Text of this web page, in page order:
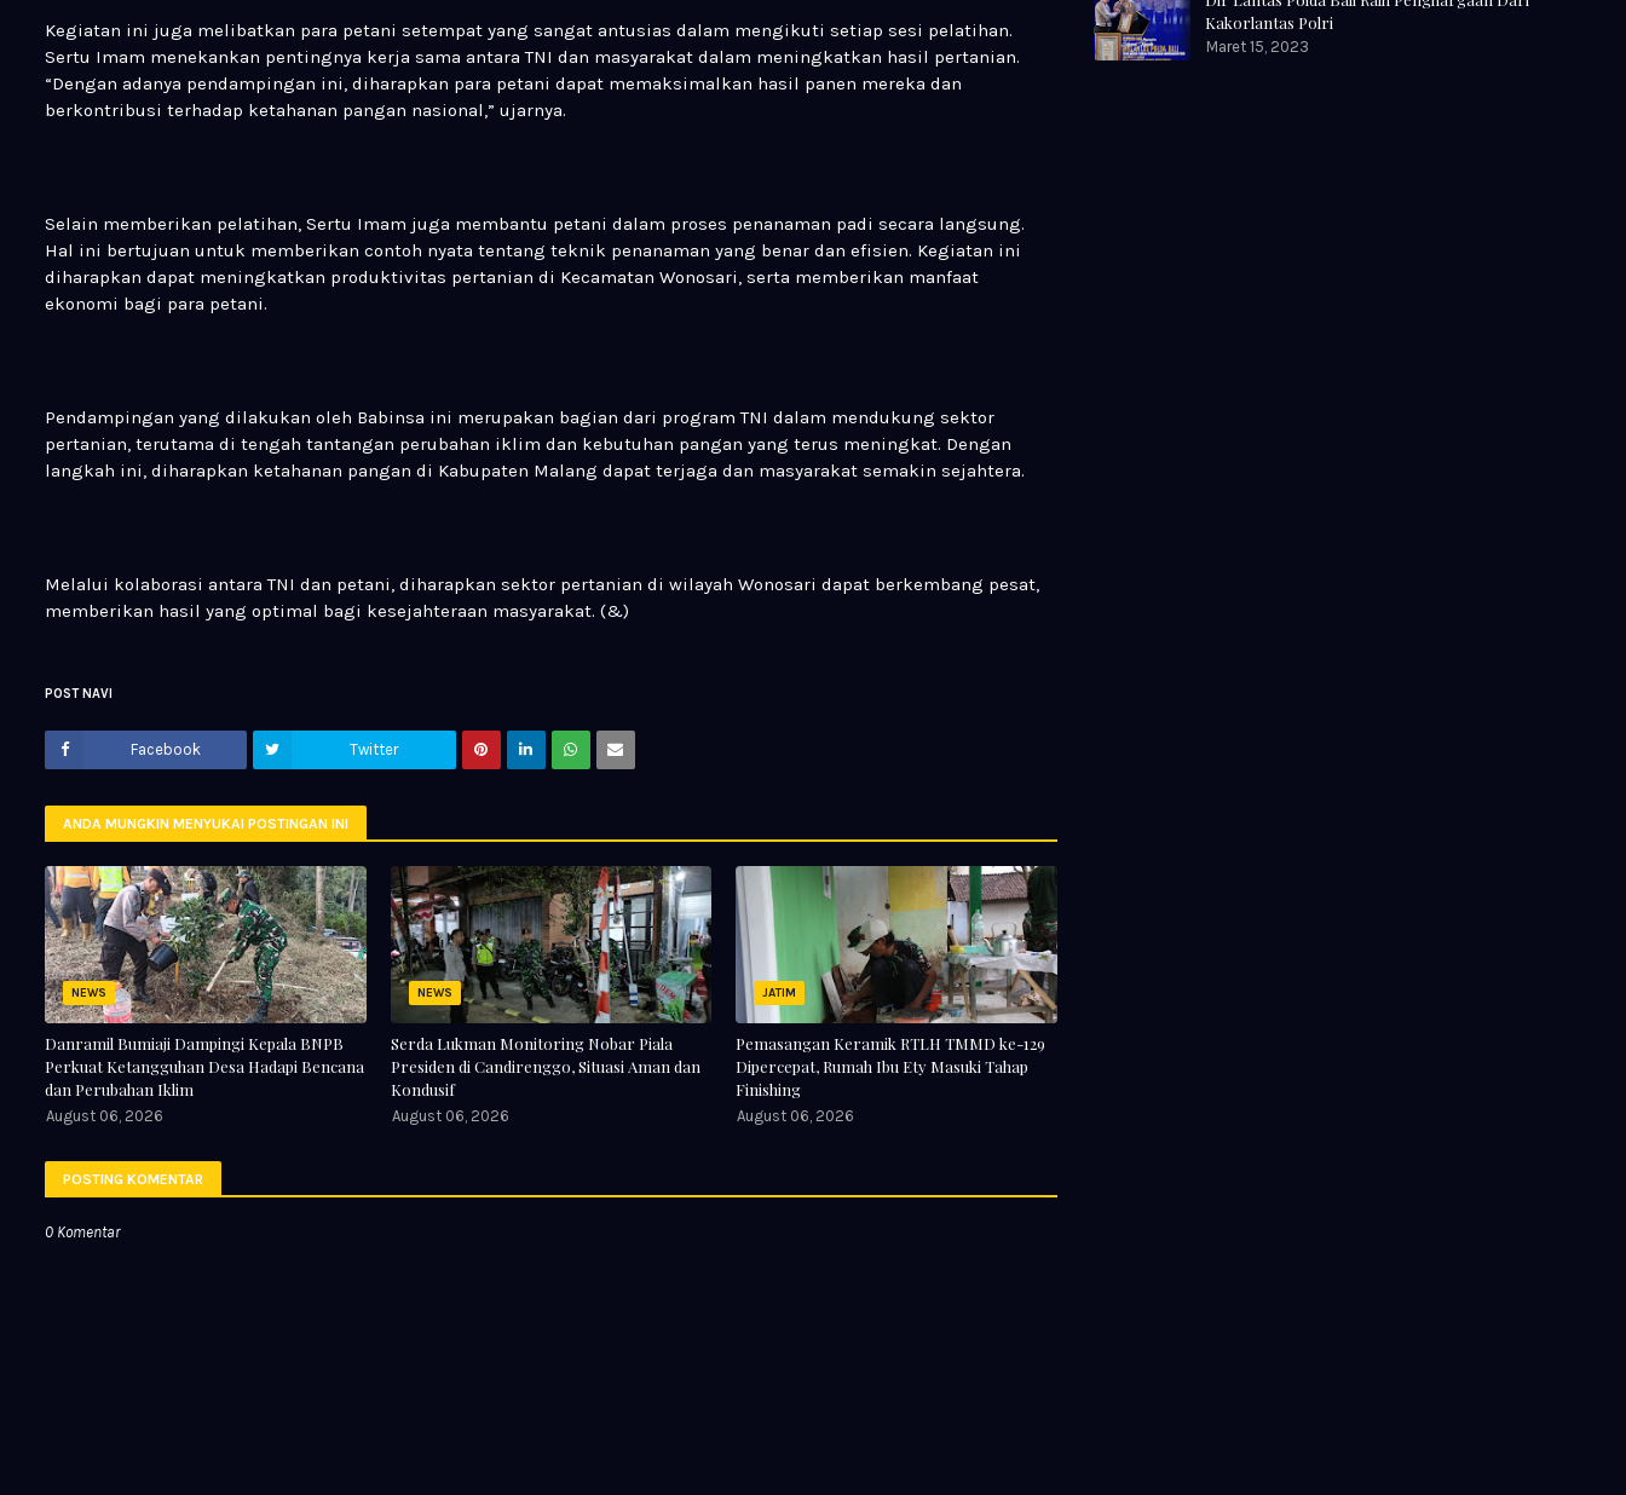
Kegiatan ini juga melibatkan para petani setempat yang sangat antusias dalam mengikuti setiap sesi pelatihan.
Sertu Imam menekankan pentingnya kerja sama antara TNI dan masyarakat dalam meningkatkan hasil pertanian.
“Dengan adanya pendampingan ini, diharapkan para petani dapat memaksimalkan hasil panen mereka dan
berkontribusi terhadap ketahanan pangan nasional,” ujarnya.
Selain memberikan pelatihan, Sertu Imam juga membantu petani dalam proses penanaman padi secara langsung.
Hal ini bertujuan untuk memberikan contoh nyata tentang teknik penanaman yang benar dan efisien. Kegiatan ini
diharapkan dapat meningkatkan produktivitas pertanian di Kecamatan Wonosari, serta memberikan manfaat
ekonomi bagi para petani.
Pendampingan yang dilakukan oleh Babinsa ini merupakan bagian dari program TNI dalam mendukung sektor
pertanian, terutama di tengah tantangan perubahan iklim dan kebutuhan pangan yang terus meningkat. Dengan
langkah ini, diharapkan ketahanan pangan di Kabupaten Malang dapat terjaga dan masyarakat semakin sejahtera.
Melalui kolaborasi antara TNI dan petani, diharapkan sektor pertanian di wilayah Wonosari dapat berkembang pesat,
memberikan hasil yang optimal bagi kesejahteraan masyarakat. (&)
POST NAVI
Facebook Twitter
ANDA MUNGKIN MENYUKAI POSTINGAN INI
NEWS
Danramil Bumiaji Dampingi Kepala BNPB
Perkuat Ketangguhan Desa Hadapi Bencana
dan Perubahan Iklim
August 06, 2026
NEWS
Serda Lukman Monitoring Nobar Piala
Presiden di Candirenggo, Situasi Aman dan
Kondusif
August 06, 2026
JATIM
Pemasangan Keramik RTLH TMMD ke-129
Dipercepat, Rumah Ibu Ety Masuki Tahap
Finishing
August 06, 2026
POSTING KOMENTAR
0 Komentar
Kakorlantas Polri
Maret 15, 2023